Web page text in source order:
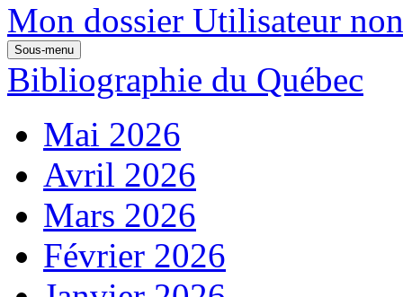
Mon dossier Utilisateur
Sous-menu
Bibliographie du Québec
Mai 2026
Avril 2026
Mars 2026
Février 2026